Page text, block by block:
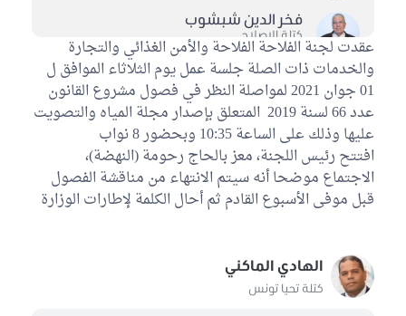
عقدت لجنة الفلاحة الفلاحة والأمن الغذائي والتجارة
والخدمات ذات الصلة جلسة عمل يوم الثلاثاء الموافق ل
01 جوان 2021 لمواصلة النظر في فصول مشروع القانون
عدد 66 لسنة 2019 المتعلق بإصدار مجلة المياه والتصويت
عليها وذلك على الساعة 10:35 وبحضور 8 نواب
افتتح رئيس اللجنة، معز بالحاج رحومة (النهضة)،
الاجتماع موضحا أنه سيتم الانتهاء من مناقشة الفصول
قبل موفى الأسبوع القادم ثم أحال الكلمة لإطارات الوزارة
الهادي الماكني
كتلة تحيا تونس
فخر الدين شبشوب
كتلة الاصلاح
محمد صالح اللطيفي
كتلة حزب قلب تونس
فاكر الشويخي
الكتلة الوطنية
فتحي بلقاسم
كتلة حركة النهضة
كتلة حركة النهضة